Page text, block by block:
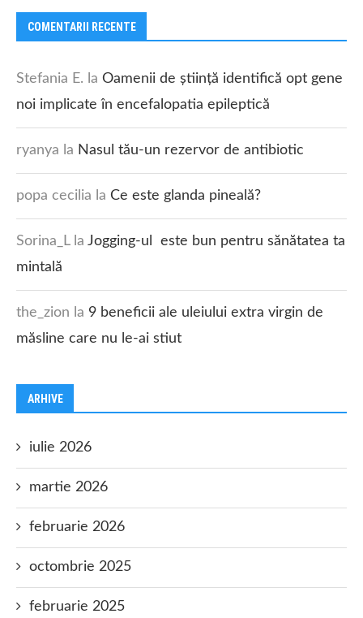
COMENTARII RECENTE
Stefania E. la Oamenii de știință identifică opt gene
noi implicate în encefalopatia epileptică
ryanya la Nasul tău-un rezervor de antibiotic
popa cecilia la Ce este glanda pineală?
Sorina_Lla Jogging-ul este bun pentru sănătatea ta
mintală
the_zion la 9 beneficii ale uleiului extra virgin de
măsline care nu le-ai stiut
ARHIVE
iulie 2026
martie 2026
februarie 2026
octombrie 2025
februarie 2025